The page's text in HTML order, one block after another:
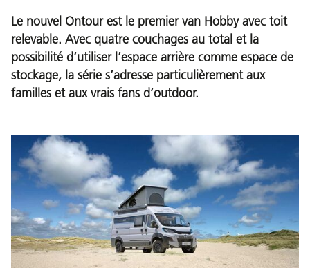
Le nouvel Ontour est le premier van Hobby avec toit
relevable. Avec quatre couchages au total et la
possibilité d’utiliser l’espace arrière comme espace de
stockage, la série s’adresse particulièrement aux
familles et aux vrais fans d’outdoor.